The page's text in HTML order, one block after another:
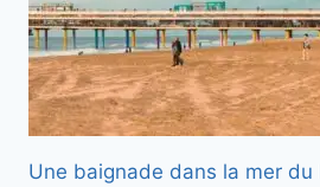
Une baignade dans la mer du